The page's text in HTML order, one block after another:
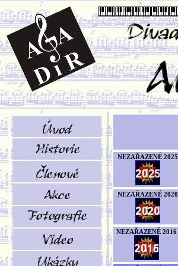
NEZAŘAZENÉ 2025
NEZAŘAZENÉ 2020
NEZAŘAZENÉ 2016